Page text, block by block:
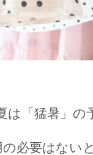
は「猛暑」の
必要はない